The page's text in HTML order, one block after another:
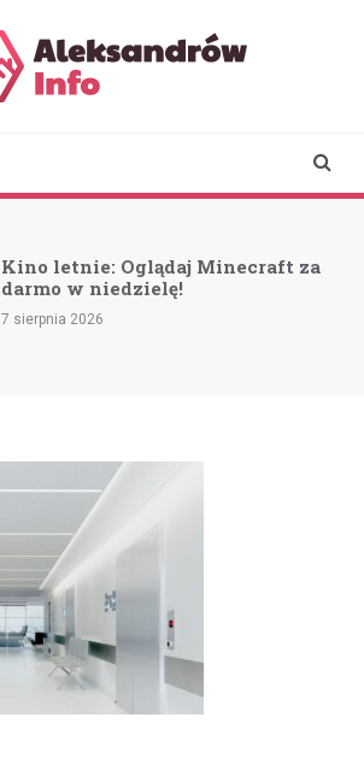
Kino letnie: Oglądaj Minecraft za
darmo w niedzielę!
7 sierpnia 2026